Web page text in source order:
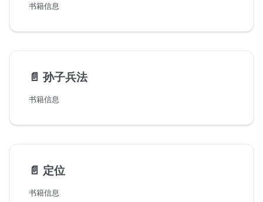
书籍信息
📄️ 孙子兵法
书籍信息
📄️ 定位
书籍信息